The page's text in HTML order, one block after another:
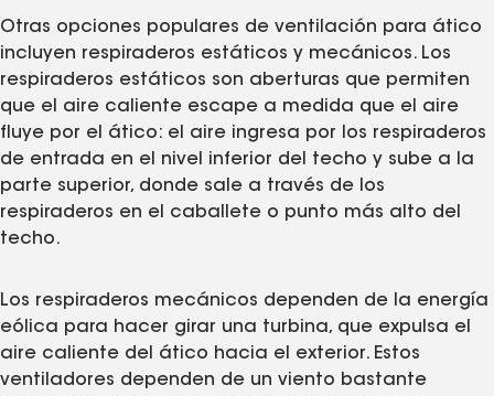
Otras opciones populares de ventilación para ático
incluyen respiraderos estáticos y mecánicos. Los
respiraderos estáticos son aberturas que permiten
que el aire caliente escape a medida que el aire
fluye por el ático: el aire ingresa por los respiraderos
de entrada en el nivel inferior del techo y sube a la
parte superior, donde sale a través de los
respiraderos en el caballete o punto más alto del
techo.
Los respiraderos mecánicos dependen de la energía
eólica para hacer girar una turbina, que expulsa el
aire caliente del ático hacia el exterior. Estos
ventiladores dependen de un viento bastante